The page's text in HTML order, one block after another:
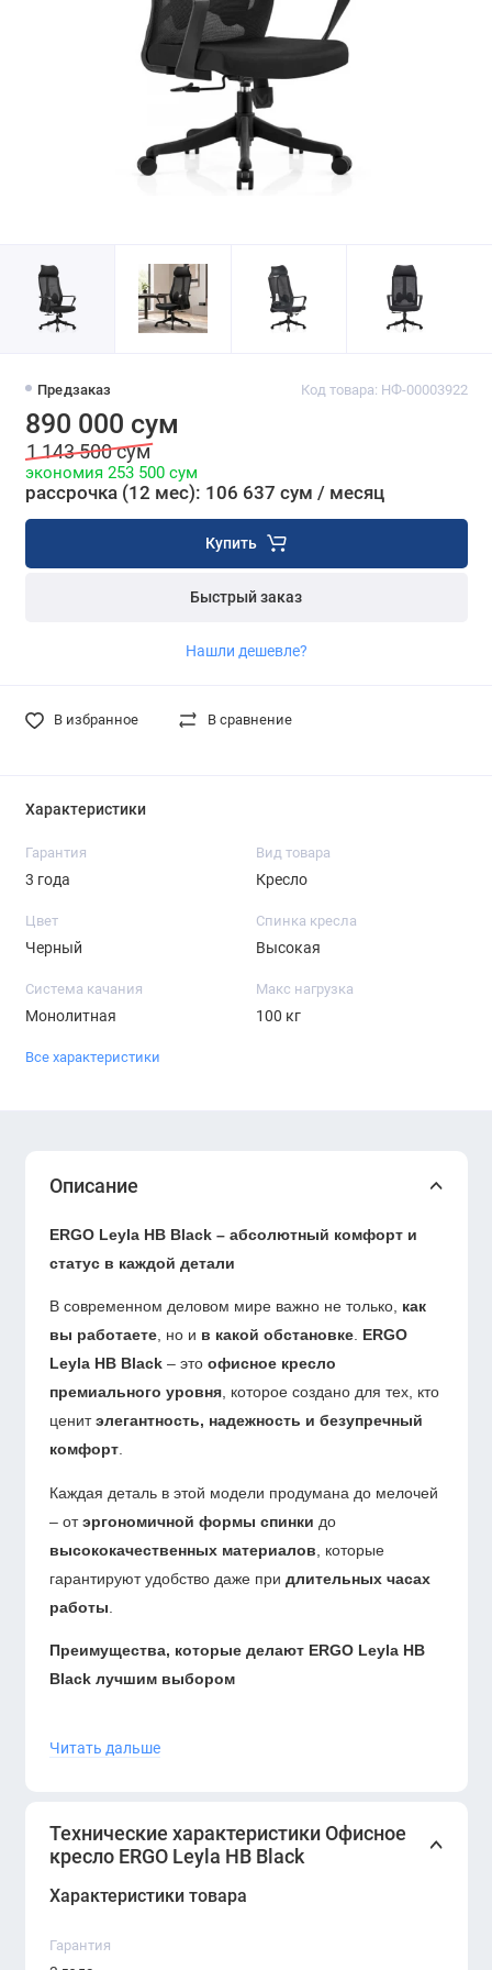
Предзаказ Код товара: НФ-00003922
890 000 сум
1 143 500 сум
экономия 253 500 сум
рассрочка (12 мес): 106 637 сум / месяц
Купить
Быстрый заказ
Нашли дешевле?
В избранное В сравнение
Характеристики
Гарантия
3 года
Вид товара
Кресло
Цвет
Черный
Спинка кресла
Высокая
Система качания
Монолитная
Макс нагрузка
100 кг
Все характеристики
Описание
ERGO Leyla HB Black – абсолютный комфорт и
статус в каждой детали
В современном деловом мире важно не только, как
вы работаете, но и в какой обстановке. ERGO
Leyla HB Black – это офисное кресло
премиального уровня, которое создано для тех, кто
ценитэлегантность, надежность и безупречный
комфорт.
Каждая деталь в этой модели продумана до мелочей
– отэргономичной формы спинки до
высококачественных материалов , которые
гарантируют удобство даже при длительных часах
работы
Преимущества, которые делают ERGO Leyla HB
Black лучшим выбором
поясницы и естественное положение позвоночника
воздухопроницаемая ткань исключает перегрев,
сохраняя свежесть в течение всего дня
- Анатомическое сиденье с эффектом памяти
усталость
Читать дальше
Технические характеристики Офисное
кресло ERGO Leyla HB Black
Характеристики товара
Гарантия